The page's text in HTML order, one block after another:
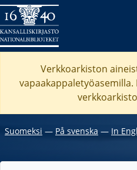
Verkkoarkiston
vapaakappaletyöasemilla.
Suomeksi ― På svenska ― In